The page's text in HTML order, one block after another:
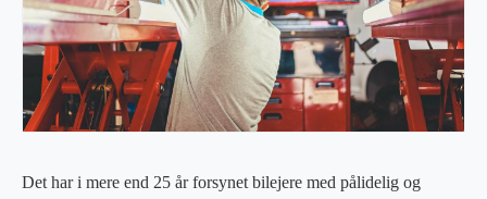
Det har i mere end 25 år forsynet bilejere med pålidelig og